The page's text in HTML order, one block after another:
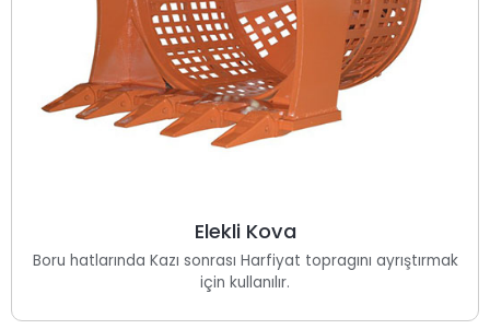
Elekli Kova
Boru hatlarında Kazı sonrası Harfiyat topragını ayrıştırmak
için kullanılır.